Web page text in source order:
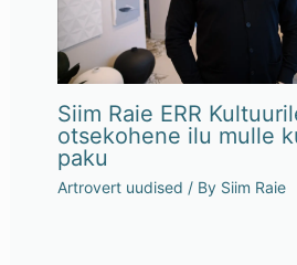
Siim Raie ERR
otsekohene ilu mulle
paku
Artrovert uudised / By Siim Raie